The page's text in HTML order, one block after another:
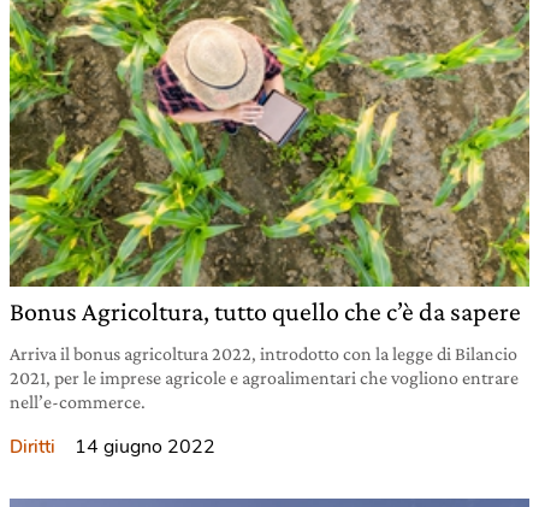
Bonus Agricoltura, tutto quello che c’è da sapere
Arriva il bonus agricoltura 2022, introdotto con la legge di Bilancio
2021, per le imprese agricole e agroalimentari che vogliono entrare
nell’e-commerce.
Diritti 14 giugno 2022